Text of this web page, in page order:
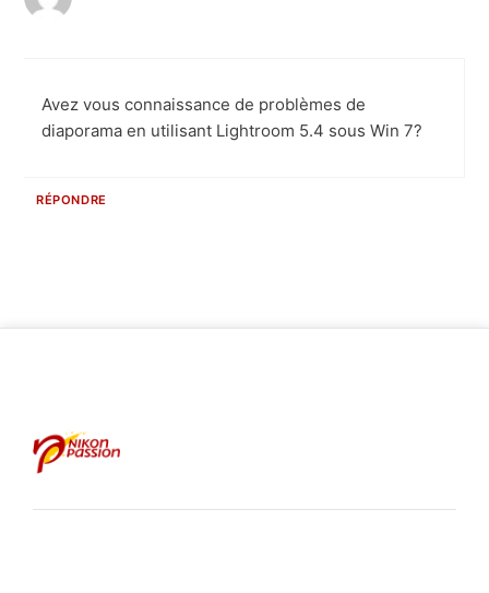
Avez vous connaissance de problèmes de
diaporama en utilisant Lightroom 5.4 sous Win 7?
RÉPONDRE